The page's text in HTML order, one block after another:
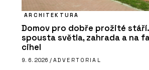
ARCHITEKTURA
Domov pro dobře prožité
spousta světla, zahrada a na
cihel
9. 6. 2026 / ADVERTORIAL